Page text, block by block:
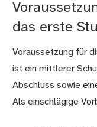
das erste
Voraussetzung für
ist ein mittlerer
Abschluss sowie
Als einschlägige